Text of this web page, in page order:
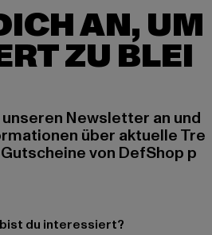
AN, UM
ZU BLEI
Newsletter an und
über aktuelle Tre
von DefShop p
du interessiert?